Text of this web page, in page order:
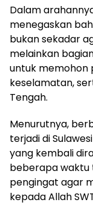
Dalam
menegaskan
bukan sekadar
melainkan
untuk memohon
keselamatan,
Tengah.
Menurutnya,
terjadi di
yang kembali
beberapa waktu
pengingat agar
kepada Allah